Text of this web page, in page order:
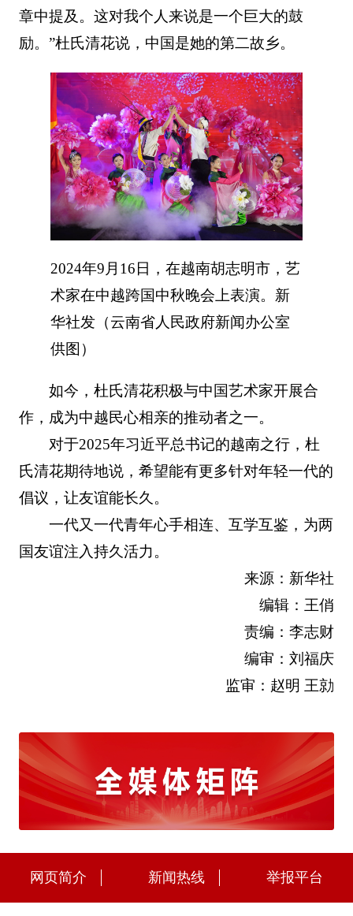
章中提及。这对我个人来说是一个巨大的鼓
励。”杜氏清花说，中国是她的第二故乡。
2024年9月16日，在越南胡志明市，艺
术家在中越跨国中秋晚会上表演。新
华社发（云南省人民政府新闻办公室
供图）
如今，杜氏清花积极与中国艺术家开展合
作，成为中越民心相亲的推动者之一。
对于2025年习近平总书记的越南之行，杜
氏清花期待地说，希望能有更多针对年轻一代的
倡议，让友谊能长久。
一代又一代青年心手相连、互学互鉴，为两
国友谊注入持久活力。
来源：新华社
编辑：王俏
责编：李志财
编审：刘福庆
监审：赵明 王勍
网页简介 新闻热线 举报平台